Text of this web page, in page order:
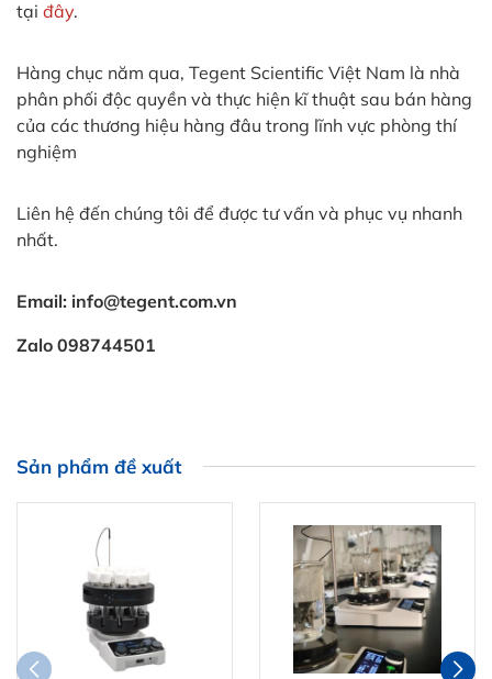
tại đây.
Hàng chục năm qua, Tegent Scientific Việt Nam là nhà
phân phối độc quyền và thực hiện kĩ thuật sau bán hàng
của các thương hiệu hàng đâu trong lĩnh vực phòng thí
nghiệm
Liên hệ đến chúng tôi để được tư vấn và phục vụ nhanh
nhất.
Email: info@tegent.com.vn
Zalo 098744501
Sản phẩm đề xuất